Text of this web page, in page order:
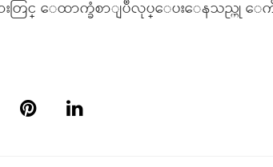
တြင္ ေထာက္ခံစာျပဳလုပ္ေပးေနသည္ဟု ေ